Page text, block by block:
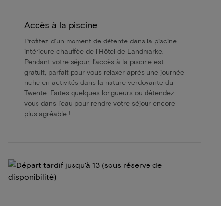
Accès à la piscine
Profitez d’un moment de détente dans la piscine
intérieure chauffée de l’Hôtel de Landmarke.
Pendant votre séjour, l’accès à la piscine est
gratuit, parfait pour vous relaxer après une journée
riche en activités dans la nature verdoyante du
Twente. Faites quelques longueurs ou détendez-
vous dans l’eau pour rendre votre séjour encore
plus agréable !